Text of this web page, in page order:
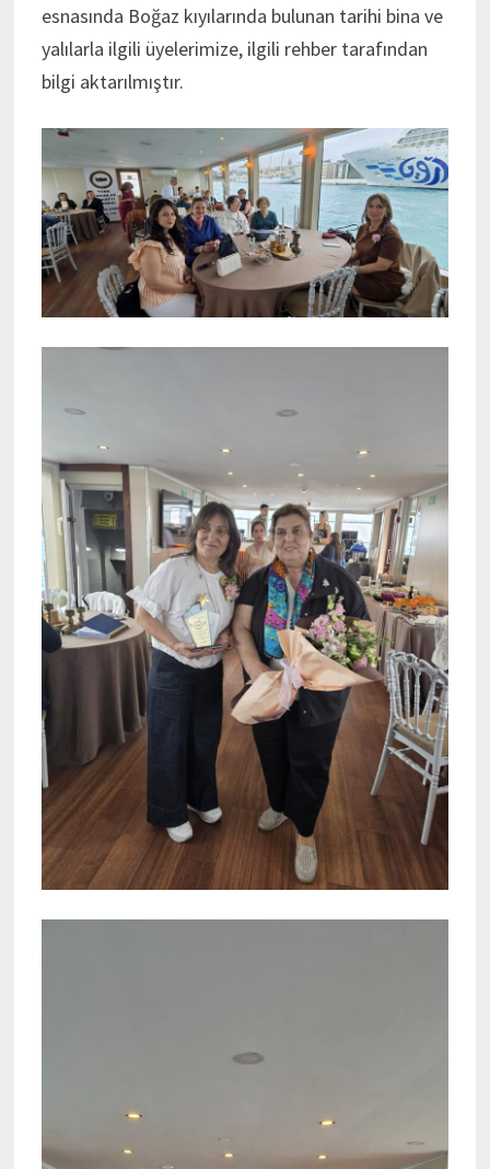
esnasında Boğaz kıyılarında bulunan tarihi bina ve
yalılarla ilgili üyelerimize, ilgili rehber tarafından
bilgi aktarılmıştır.